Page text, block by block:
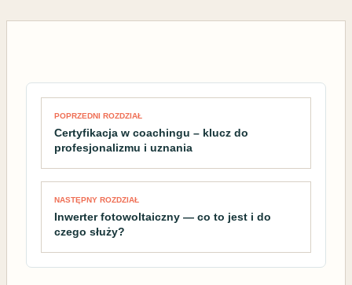
Nawigacja wpisu
POPRZEDNI ROZDZIAŁ
Certyfikacja w coachingu – klucz do
profesjonalizmu i uznania
NASTĘPNY ROZDZIAŁ
Inwerter fotowoltaiczny — co to jest i do
czego służy?